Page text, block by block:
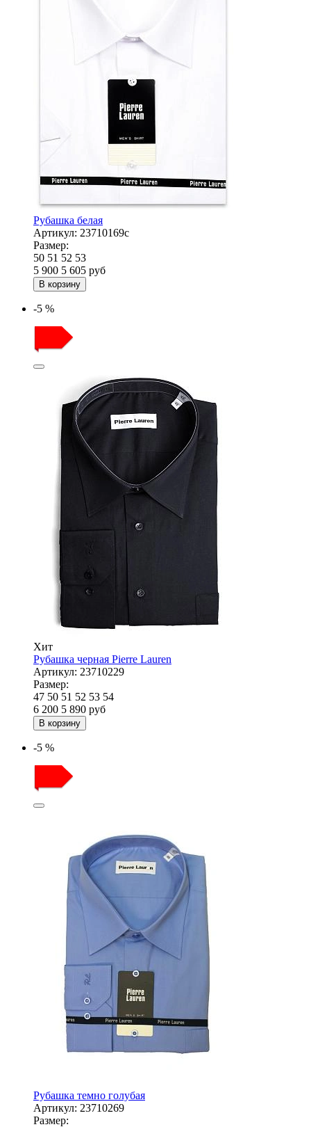
Рубашка белая
Артикул: 23710169с
Размер:
50 51 52 53
5 900 5 605 руб
В корзину
-5 %
Хит
Рубашка черная Pierre Lauren
Артикул: 23710229
Размер:
47 50 51 52 53 54
6 200 5 890 руб
В корзину
-5 %
Рубашка темно голубая
Артикул: 23710269
Размер: